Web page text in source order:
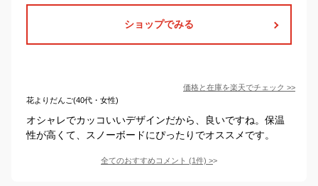
ショップでみる
価格と在庫を楽天でチェック >>
花よりだんご(40代・女性)
オシャレでカッコいいデザインだから、良いですね。保温
性が高くて、スノーボードにぴったりでオススメです。
全てのおすすめコメント (1件) >